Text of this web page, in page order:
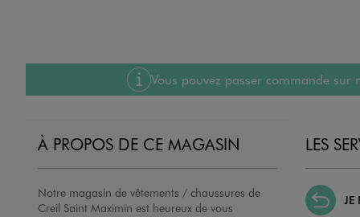
Vous pouvez passer commande
À PROPOS DE CE MAGASIN
Notre magasin de vêtements / chaussures de
Creil Saint Maximin est heureux de vous
LES
JE